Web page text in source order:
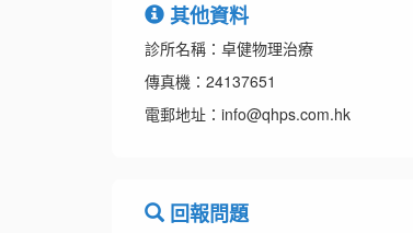
其他資料
診所名稱：卓健物理治療
傳真機：24137651
電郵地址：info@qhps.com.hk
回報問題